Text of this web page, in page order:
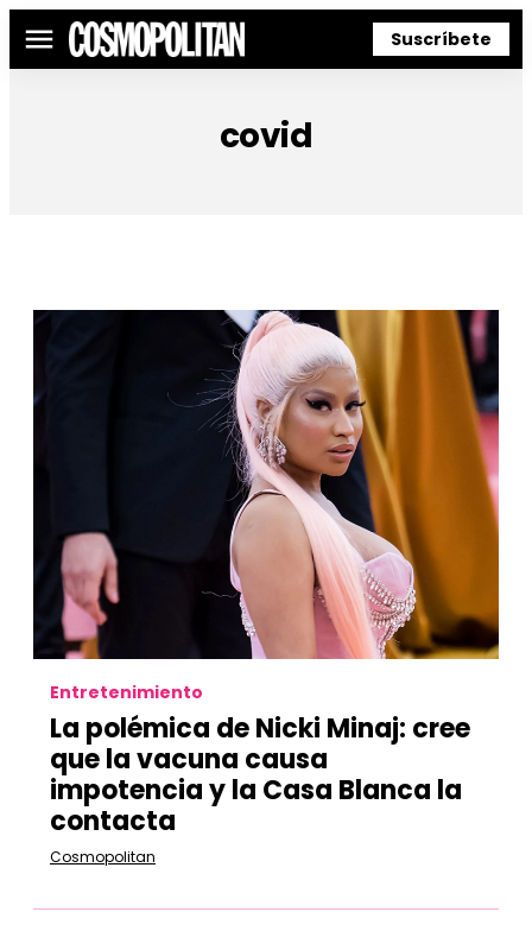
Menú Suscríbete
covid
Entretenimiento
La polémica de Nicki Minaj: cree
que la vacuna causa
impotencia y la Casa Blanca la
contacta
Cosmopolitan